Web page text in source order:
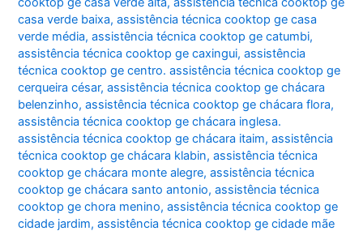
casa verde baixa,assistência técnica cooktop ge casa
verde média,assistência técnica cooktop ge catumbi,
assistência técnica cooktop ge caxingui,assistência
técnica cooktop ge centro. assistência técnica cooktop ge
cerqueira césar,assistência técnica cooktop ge chácara
belenzinho,assistência técnica cooktop ge chácara flora,
assistência técnica cooktop ge chácara inglesa.
assistência técnica cooktop ge chácara itaim,assistência
técnica cooktop ge chácara klabin,assistência técnica
cooktop ge chácara monte alegre,assistência técnica
cooktop ge chácara santo antonio,assistência técnica
cooktop ge chora menino,assistência técnica cooktop ge
cidade jardim,assistência técnica cooktop ge cidade mãe